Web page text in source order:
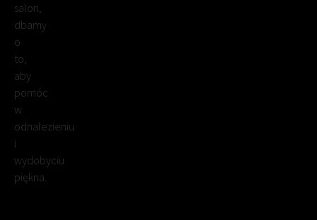
salon,
dbamy
o
to,
aby
pomóc
w
odnalezieniu
i
wydobyciu
piękna.